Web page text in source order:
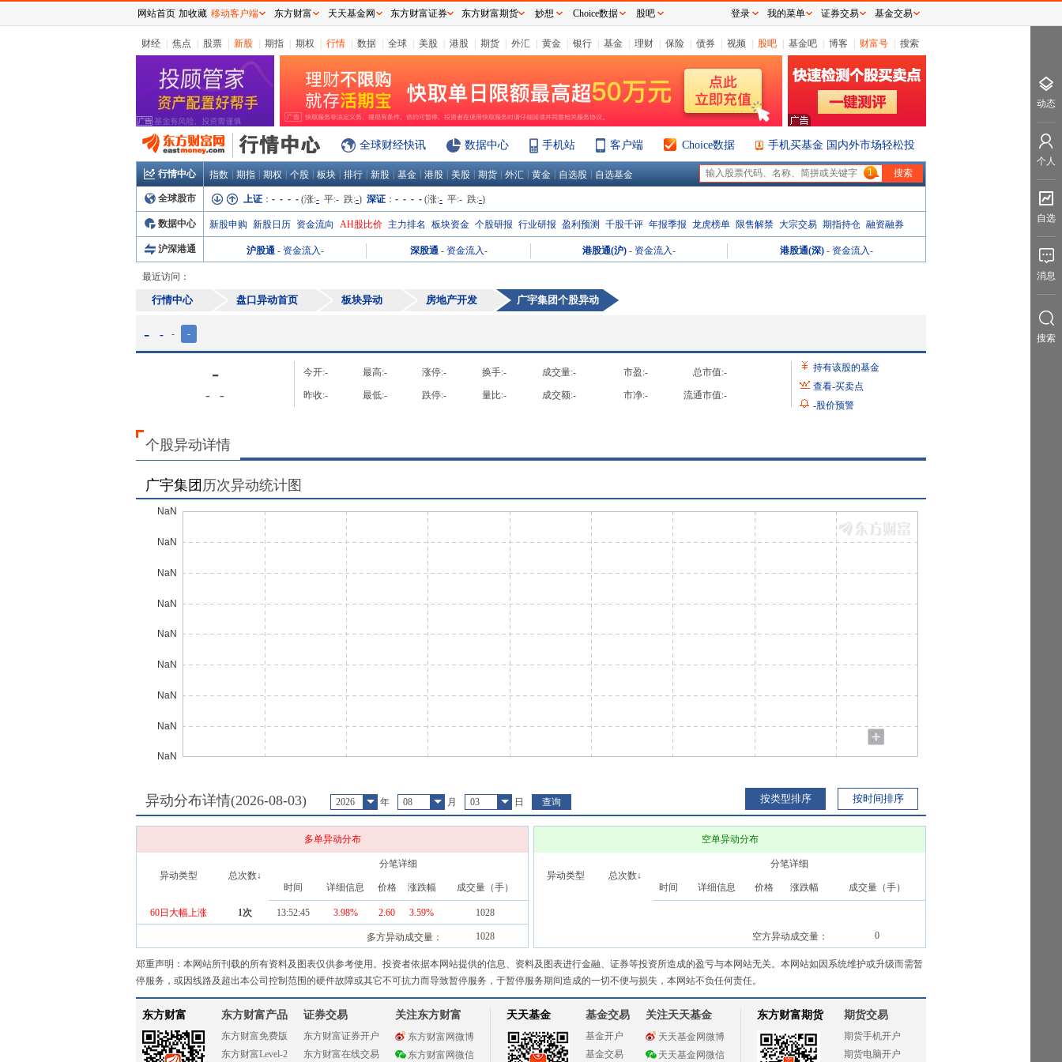
财经 焦点 股票 新股 期指 期权 行情 数据 全球 美股 港股 期货 外汇 黄金 银行 基金 理财 保险 债券 视频 股吧 基金吧 博客 财富号 搜索
全球财经快讯 数据中心 手机站 客户端 Choice数据 手机买基金 国内外市场轻松投
行情中心 指数 期指 期权 个股 板块 排行 新股 基金 港股 美股 期货 外汇 黄金 自选股 自选基金 1
全球股市 上证 ： - - - - (涨:- 平:- 跌:-) 深证 ： - - - - (涨:- 平:- 跌:-)
数据中心 新股申购 新股日历 资金流向 AH股比价 主力排名 板块资金 个股研报 行业研报 盈利预测 千股千评 年报季报 龙虎榜单 限售解禁 大宗交易 期指持仓 融资融券
沪深港通 沪股通 - 资金流入- 深股通 - 资金流入- 港股通(沪) - 资金流入- 港股通(深) - 资金流入-
最近访问：
行情中心 盘口异动首页 板块异动 房地产开发 广宇集团个股异动
- - - -
-
- -
今开:- 最高:- 涨停:- 换手:- 成交量:- 市盈:- 总市值:-
昨收:- 最低:- 跌停:- 量比:- 成交额:- 市净:- 流通市值:-
持有该股的基金
查看-买卖点
-股价预警
个股异动详情
广宇集团 历次异动统计图
异动分布详情(2026-08-03) 2026 年 08 月 03 日 查询 按类型排序 按时间排序
多单异动分布
异动类型 总次数↓
分笔详细
时间 详细信息 价格 涨跌幅 成交量（手）
60日大幅上涨 1次 13:52:45 3.98% 2.60 3.59% 1028
多方异动成交量： 1028
空单异动分布
异动类型 总次数↓
分笔详细
时间 详细信息 价格 涨跌幅 成交量（手）
空方异动成交量： 0
郑重声明：本网站所刊载的所有资料及图表仅供参考使用。投资者依据本网站提供的信息、资料及图表进行金融、证券等投资所造成的盈亏与本网站无关。本网站如因系统维护或升级而需暂
停服务，或因线路及超出本公司控制范围的硬件故障或其它不可抗力而导致暂停服务，于暂停服务期间造成的一切不便与损失，本网站不负任何责任。
东方财富 东方财富产品
东方财富免费版
东方财富Level-2
证券交易
东方财富证券开户
东方财富在线交易
关注东方财富
东方财富网微博
东方财富网微信
天天基金 基金交易
基金开户
基金交易
关注天天基金
天天基金网微博
天天基金网微信
东方财富期货 期货交易
期货手机开户
期货电脑开户
网站首页 加收藏 移动客户端 东方财富 天天基金网 东方财富证券 东方财富期货 妙想 Choice数据 股吧 登录 我的菜单 证券交易 基金交易
动态
个人
自选
消息
搜索